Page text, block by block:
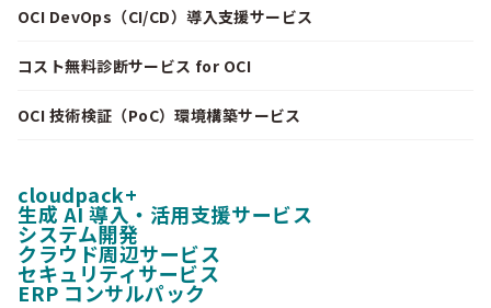
OCI DevOps（CI/CD）導入支援サービス
コスト無料診断サービス for OCI
OCI 技術検証（PoC）環境構築サービス
cloudpack+
生成 AI 導入・活用支援サービス
システム開発
クラウド周辺サービス
セキュリティサービス
ERP コンサルパック